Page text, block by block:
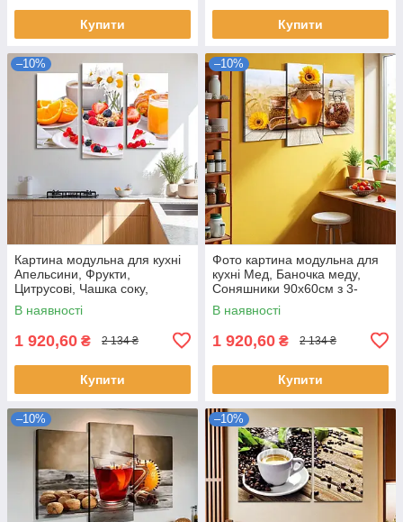
Купити Купити
–10%
Картина модульна для кухні
Апельсини, Фрукти,
Цитрусові, Чашка соку,
Яскравий колір 90х70см з 3-х
частин
В наявності
1 920,60 ₴ 2 134 ₴
Купити
–10%
Фото картина модульна для
кухні Мед, Баночка меду,
Соняшники 90х60см з 3-
хчастей
В наявності
1 920,60 ₴ 2 134 ₴
Купити
–10% –10%